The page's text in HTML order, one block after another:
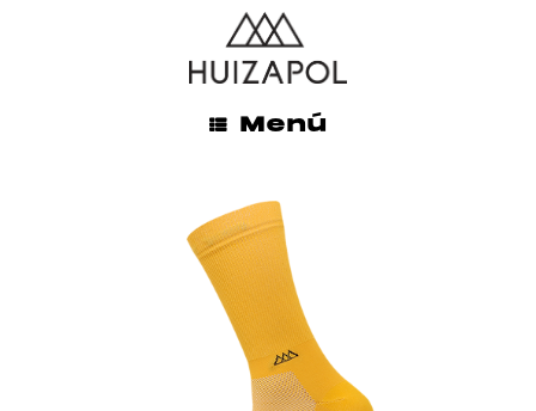
ENVÍOS GRATIS A TODO MÉXICO EN LA COMPRA DE
Menú